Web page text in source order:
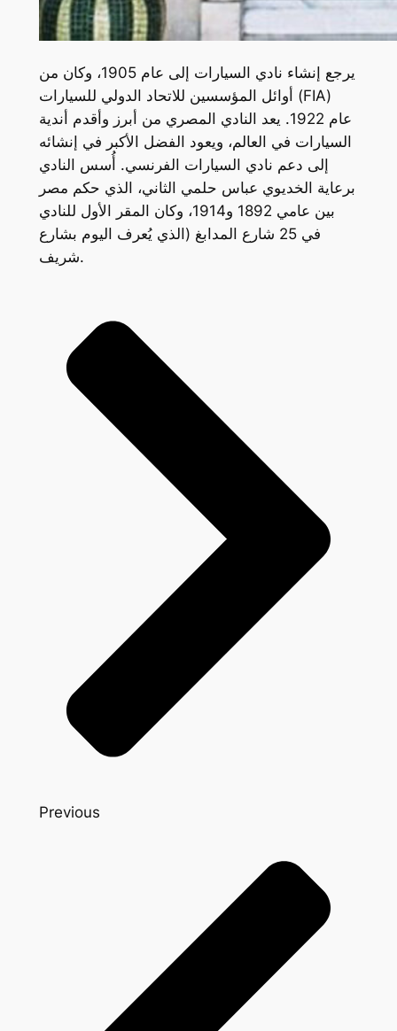
يرجع إنشاء نادي السيارات إلى عام 1905، وكان من
أوائل المؤسسين للاتحاد الدولي للسيارات (FIA)
عام 1922. يعد النادي المصري من أبرز وأقدم أندية
السيارات في العالم، ويعود الفضل الأكبر في إنشائه
إلى دعم نادي السيارات الفرنسي. أُسس النادي
برعاية الخديوي عباس حلمي الثاني، الذي حكم مصر
بين عامي 1892 و1914، وكان المقر الأول للنادي
في 25 شارع المدابغ (الذي يُعرف اليوم بشارع
شريف.
Previous